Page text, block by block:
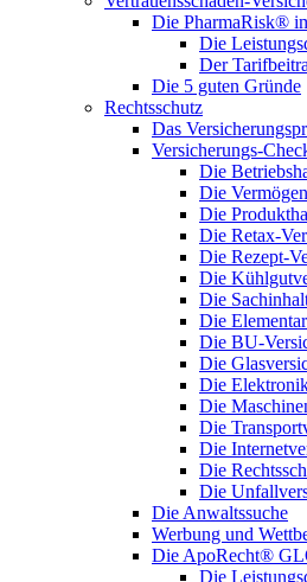
Die PharmaRisk®
Die
Der
Die 5 guten Gründe
Rechtsschutz
Das
Versicherungs-
Die
Die
Die
Die Retax-
Die Rezept-
Die
Die
Die
Die BU-
Die
Die
Die
Die
Die
Die
Die
Die Anwaltssuche
Werbung und
Die ApoRecht®
Die